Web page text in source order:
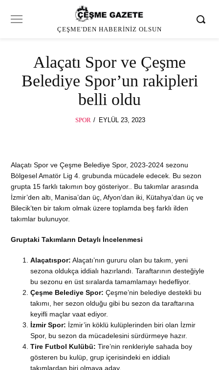
ÇEŞME'DEN HABERINIZ OLSUN
Alaçatı Spor ve Çeşme
Belediye Spor’un rakipleri
belli oldu
SPOR
POSTED
EYLÜL 23, 2023
Alaçatı Spor ve Çeşme Belediye Spor, 2023-2024 sezonu
Bölgesel Amatör Lig 4. grubunda mücadele edecek. Bu sezon
grupta 15 farklı takımın boy gösteriyor.. Bu takımlar arasında
İzmir’den altı, Manisa’dan üç, Afyon’dan iki, Kütahya’dan üç ve
Bilecik’ten bir takım olmak üzere toplamda beş farklı ilden
takımlar bulunuyor.
Gruptaki Takımların Detaylı İncelenmesi
Alaçatıspor: Alaçatı’nın gururu olan bu takım, yeni
sezona oldukça iddialı hazırlandı. Taraftarının desteğiyle
bu sezonu en üst sıralarda tamamlamayı hedefliyor.
Çeşme Belediye Spor: Çeşme’nin belediye destekli bu
takımı, her sezon olduğu gibi bu sezon da taraftarına
keyifli maçlar vaat ediyor.
İzmir Spor: İzmir’in köklü kulüplerinden biri olan İzmir
Spor, bu sezon da mücadelesini sürdürmeye hazır.
Tire Futbol Kulübü: Tire’nin renkleriyle sahada boy
gösteren bu kulüp, grup içerisindeki en iddialı
takımlardan biri olmaya aday.